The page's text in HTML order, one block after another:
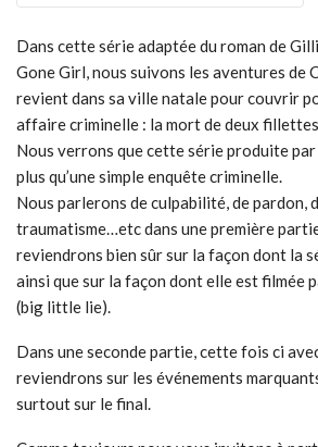
Dans cette série adaptée du roman de
Gone Girl, nous suivons les aventures de
revient dans sa ville natale pour couvrir
affaire criminelle : la mort de deux
Nous verrons que cette série produite
plus qu’une simple enquête criminelle.
Nous parlerons de culpabilité, de pardon,
traumatisme…etc dans une première
reviendrons bien sûr sur la façon dont la
ainsi que sur la façon dont elle est filmée
(big little lie).
Dans une seconde partie, cette fois ci
reviendrons sur les événements
surtout sur le final.